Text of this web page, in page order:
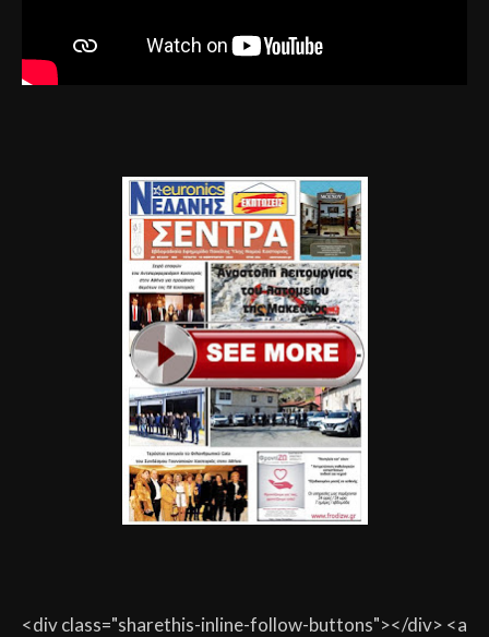
<div class="sharethis-inline-follow-buttons"></div> <a